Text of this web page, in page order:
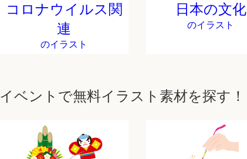
コロナウイルス関
連
のイラスト
日本の文化
のイラスト
イベントで無料イラスト素材を探す！